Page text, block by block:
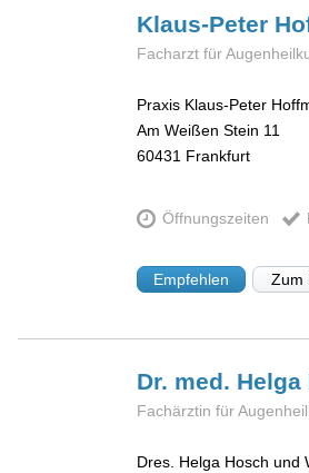
Klaus-Peter
Facharzt für
Praxis Klaus-Peter
Am Weißen Stein 11
60431 Frankfurt
Öffnungszeiten
Empfehlen Zum
Dr. med. Helga
Fachärztin für
Dres. Helga Hosch und